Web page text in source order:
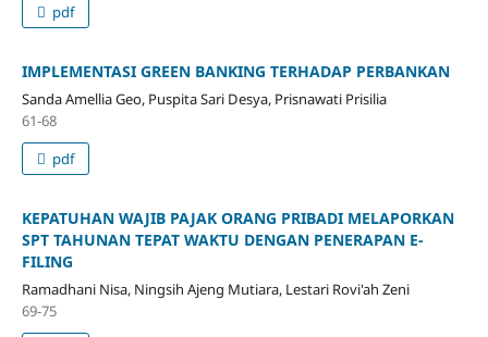
pdf
IMPLEMENTASI GREEN BANKING TERHADAP PERBANKAN
Sanda Amellia Geo, Puspita Sari Desya, Prisnawati Prisilia
61-68
pdf
KEPATUHAN WAJIB PAJAK ORANG PRIBADI MELAPORKAN
SPT TAHUNAN TEPAT WAKTU DENGAN PENERAPAN E-
FILING
Ramadhani Nisa, Ningsih Ajeng Mutiara, Lestari Rovi'ah Zeni
69-75